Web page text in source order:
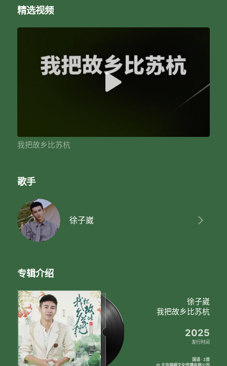
啊
我把故乡比苏杭
乡亲父老养育了我
我把故乡比苏杭
精选视频
我把故乡比苏杭
歌手
徐子崴
专辑介绍
徐子崴
我把故乡比苏杭
2025
发行时间
国语 · 2首
@ 北京福唱文化传播有限公司